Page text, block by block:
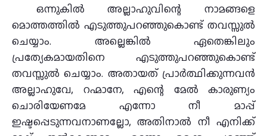
ഒന്നുകിൽ അല്ലാഹുവിന്റെ നാമങ്ങളെ
മൊത്തത്തിൽ എടുത്തുപറഞ്ഞുകൊണ്ട് തവസ്സുൽ
ചെയ്യാം. അല്ലെങ്കിൽ ഏതെങ്കിലും
പ്രത്യേകമായതിനെ എടുത്തുപറഞ്ഞുകൊണ്ട്
തവസ്സുൽ ചെയ്യാം. അതായത് പ്രാർത്ഥിക്കുന്നവൻ
അല്ലാഹുവേ, റഹ്മാനേ, എന്റെ മേൽ കാരുണ്യം
ചൊരിയേണമേ എന്നോ നീ മാപ്പ്
ഇഷ്ടപ്പെടുന്നവനാണല്ലോ, അതിനാൽ നീ എനിക്ക്